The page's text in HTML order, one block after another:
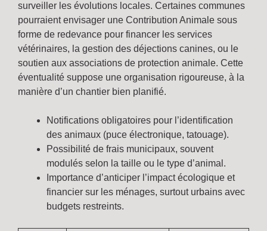
surveiller les évolutions locales. Certaines communes
pourraient envisager une Contribution Animale sous
forme de redevance pour financer les services
vétérinaires, la gestion des déjections canines, ou le
soutien aux associations de protection animale. Cette
éventualité suppose une organisation rigoureuse, à la
manière d’un chantier bien planifié.
Notifications obligatoires pour l’identification
des animaux (puce électronique, tatouage).
Possibilité de frais municipaux, souvent
modulés selon la taille ou le type d’animal.
Importance d’anticiper l’impact écologique et
financier sur les ménages, surtout urbains avec
budgets restreints.